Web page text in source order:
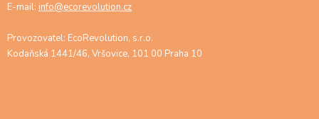
E-mail: info@ecorevolution.cz
Provozovatel: EcoRevolution, s.r.o.
Kodaňská 1441/46, Vršovice, 101 00 Praha 10